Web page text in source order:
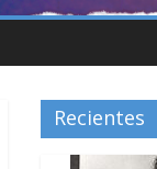
Recientes